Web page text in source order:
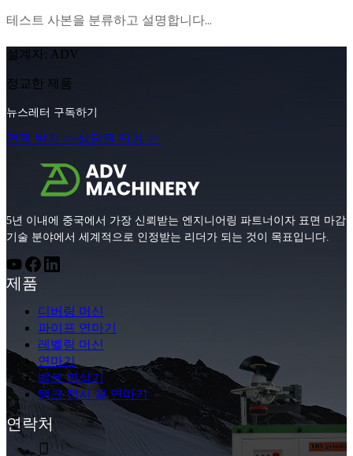
테스트 사본을 분류하고 설명합니다...
설계자: ADV
정교한 제품
뉴스레터 구독하기
견적 받기 >>상담원 되기 >>
5년 이내에 중국에서 가장 신뢰받는 엔지니어링 파트너이자 표면 마감
기술 분야에서 세계적으로 인정받는 리더가 되는 것이 목표입니다.
제품
디버링 머신
파이프 연마기
레벨링 머신
연마기
벨트 연삭기
탱크 접시 끝 연마기
연락처